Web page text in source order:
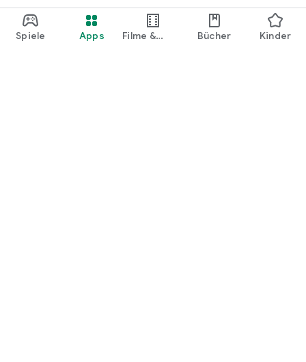
Spiele Apps
Filme &
Bücher Kinder